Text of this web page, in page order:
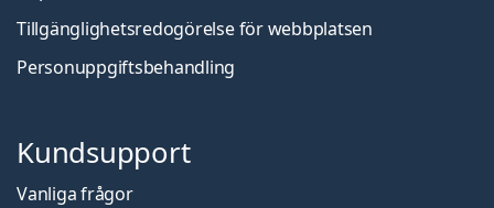
Tillgänglighetsredogörelse för webbplatsen
Personuppgiftsbehandling
Kundsupport
Vanliga frågor